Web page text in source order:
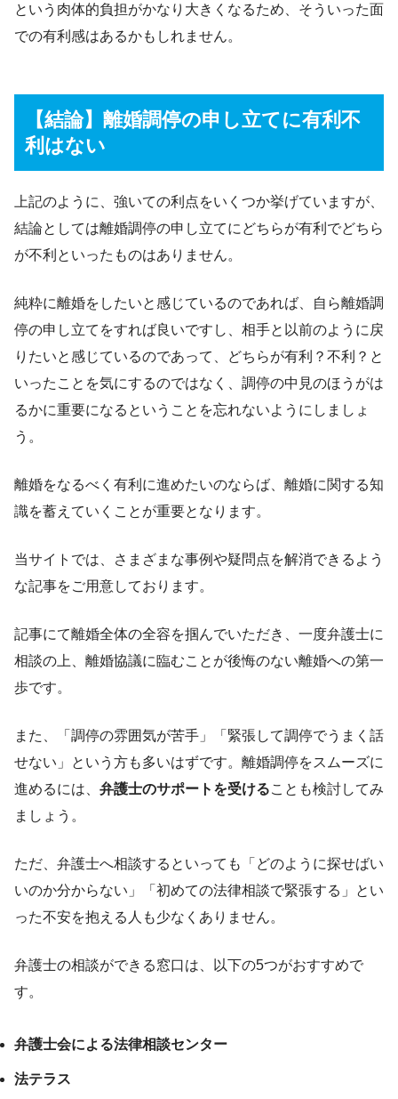
という肉体的負担がかなり大きくなるため、そういった面
での有利感はあるかもしれません。
【結論】離婚調停の申し立てに有利不
利はない
上記のように、強いての利点をいくつか挙げていますが、
結論としては離婚調停の申し立てにどちらが有利でどちら
が不利といったものはありません。
純粋に離婚をしたいと感じているのであれば、自ら離婚調
停の申し立てをすれば良いですし、相手と以前のように戻
りたいと感じているのであって、どちらが有利？不利？と
いったことを気にするのではなく、調停の中見のほうがは
るかに重要になるということを忘れないようにしましょ
う。
離婚をなるべく有利に進めたいのならば、離婚に関する知
識を蓄えていくことが重要となります。
当サイトでは、さまざまな事例や疑問点を解消できるよう
な記事をご用意しております。
記事にて離婚全体の全容を掴んでいただき、一度弁護士に
相談の上、離婚協議に臨むことが後悔のない離婚への第一
歩です。
また、「調停の雰囲気が苦手」「緊張して調停でうまく話
せない」という方も多いはずです。離婚調停をスムーズに
進めるには、 弁護士のサポートを受けることも検討してみ
ましょう。
ただ、弁護士へ相談するといっても「どのように探せばい
いのか分からない」「初めての法律相談で緊張する」とい
った不安を抱える人も少なくありません。
弁護士の相談ができる窓口は、以下の5つがおすすめで
す。
弁護士会による法律相談センター
法テラス